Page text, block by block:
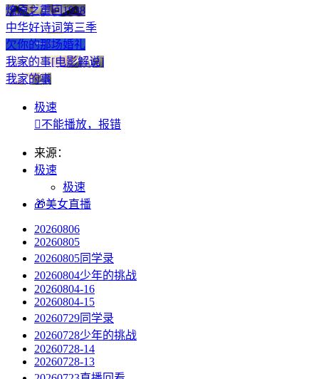
燎原之重回1938
中华好诗词第三季
欠你的那场婚礼
我家的事[电影解说]
我家的事
极速
不能播放，报错
来源：
极速
极速
🎁美女直播
20260806
20260805
20260805同学录
20260804少年的挑战
20260804-16
20260804-15
20260729同学录
20260728少年的挑战
20260728-14
20260728-13